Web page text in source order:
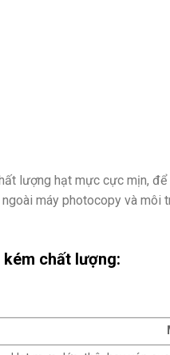
lượng hạt mực cực mịn,
máy photocopy và môi
chất lượng: